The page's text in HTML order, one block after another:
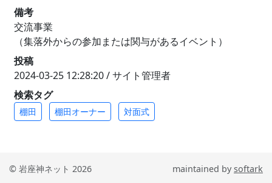
備考
交流事業
（集落外からの参加または関与があるイベント）
投稿
2024-03-25 12:28:20 / サイト管理者
検索タグ
棚田 棚田オーナー 対面式
© 岩座神ネット 2026 maintained bysoftark